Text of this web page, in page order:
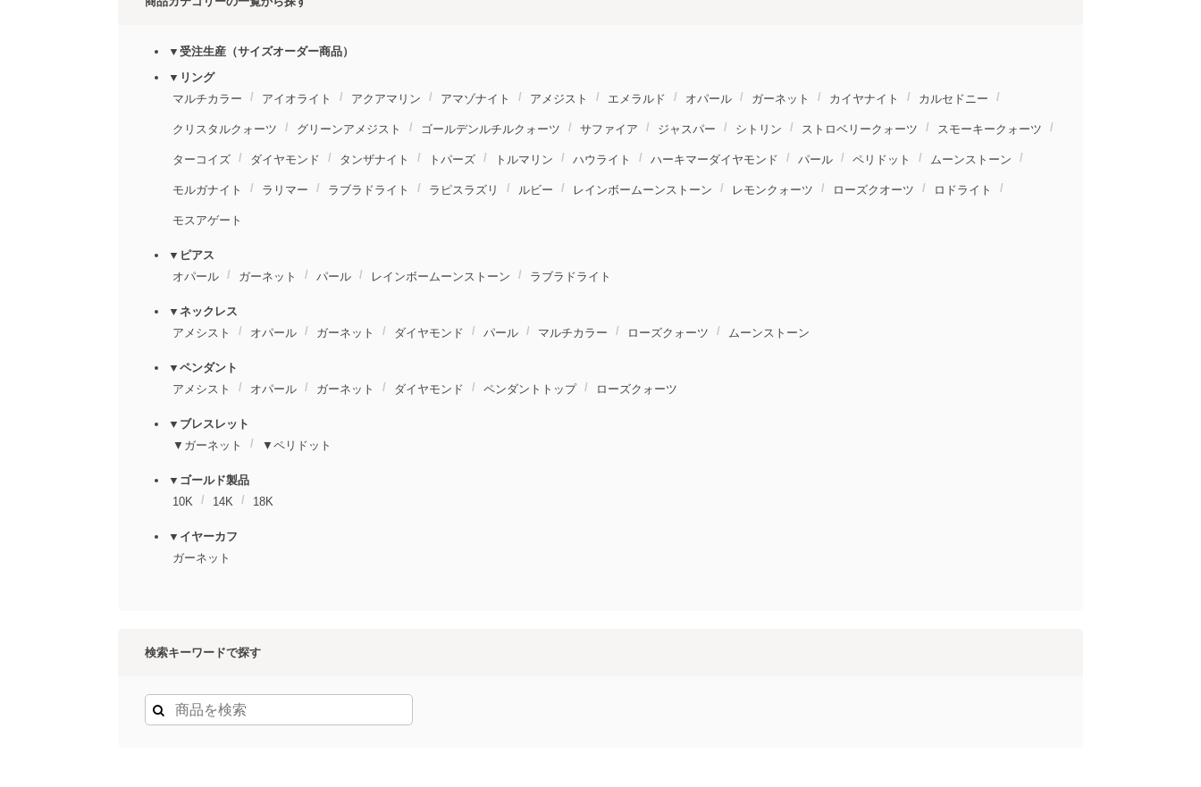
▼受注生産（サイズオーダー商品）
▼リング
マルチカラー
アイオライト アクアマリン アマゾナイト アメジスト エメラルド オパール ガーネット カイヤナイト カルセドニー
クリスタルクォーツ グリーンアメジスト ゴールデンルチルクォーツ サファイア ジャスパー シトリン ストロベリークォーツ スモーキークォーツ
ターコイズ ダイヤモンド タンザナイト トパーズ トルマリン ハウライト ハーキマーダイヤモンド パール ペリドット ムーンストーン
モルガナイト ラリマー ラブラドライト ラピスラズリ ルビー レインボームーンストーン レモンクォーツ ローズクオーツ ロドライト
モスアゲート
▼ピアス
オパール
ガーネット パール レインボームーンストーン ラブラドライト
▼ネックレス
アメシスト
オパール ガーネット ダイヤモンド パール マルチカラー ローズクォーツ ムーンストーン
▼ペンダント
アメシスト
オパール ガーネット ダイヤモンド ペンダントトップ ローズクォーツ
▼ブレスレット
▼ガーネット
▼ペリドット
▼ゴールド製品
10K
14K 18K
▼イヤーカフ
ガーネット
検索キーワードで探す